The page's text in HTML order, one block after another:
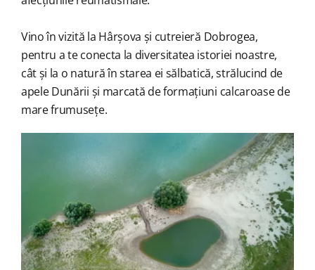
Vino în vizită la Hârșova și cutreieră Dobrogea,
pentru a te conecta la diversitatea istoriei noastre,
cât și la o natură în starea ei sălbatică, strălucind de
apele Dunării și marcată de formațiuni calcaroase de
mare frumusețe.